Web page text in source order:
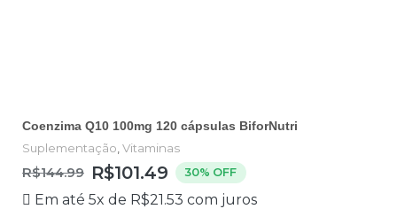
Coenzima Q10 100mg 120 cápsulas BiforNutri
Suplementação Vitaminas
R$144.99 R$101.49 30% OFF
Em até 5x de R$21.53 com juros